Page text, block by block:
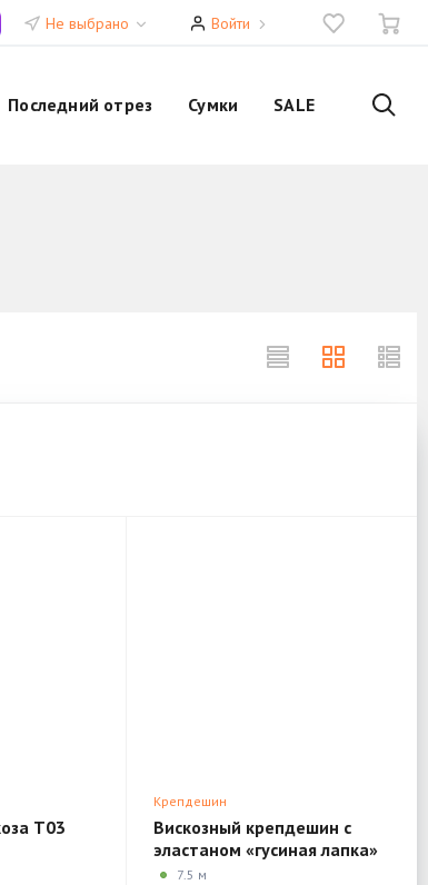
Не выбрано Войти
Последний отрез Сумки SALE
T03
Крепдешин
Вискозный крепдешин с
эластаном «гусиная лапка»
Отрез 2 T07
7.5 м